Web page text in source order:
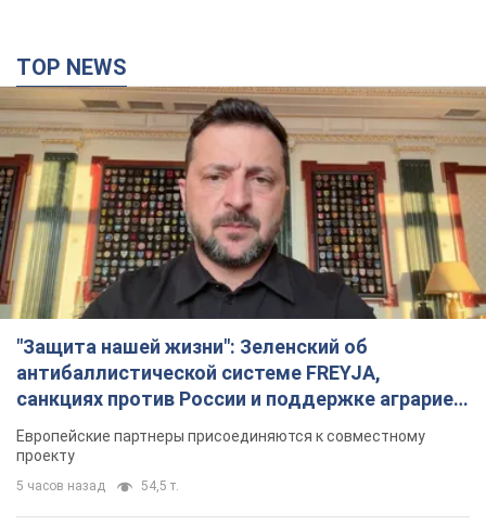
TOP NEWS
"Защита нашей жизни": Зеленский об
антибаллистической системе FREYJA,
санкциях против России и поддержке аграриев.
Видео
Европейские партнеры присоединяются к совместному
проекту
5 часов назад 54,5 т.